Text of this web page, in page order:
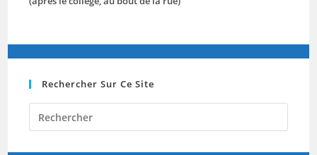
Rechercher Sur Ce Site